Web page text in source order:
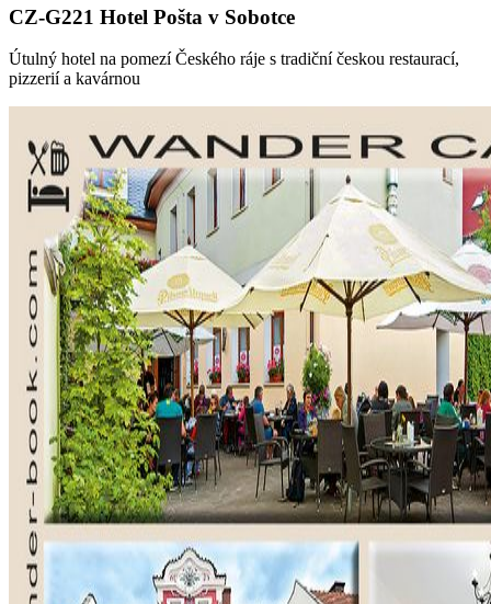
CZ-G221 Hotel Pošta v Sobotce
Útulný hotel na pomezí Českého ráje s tradiční českou restaurací,
pizzerií a kavárnou